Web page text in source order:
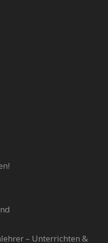
– Unterrichten &